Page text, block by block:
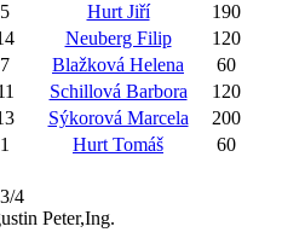
5 Hurt Jiří
190
Neuberg Filip
120
7 Blažková Helena
60
Schillová Barbora
120
Sýkorová Marcela
200
1 Hurt Tomáš
60
4
Peter,Ing.